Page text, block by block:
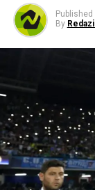
Published
By